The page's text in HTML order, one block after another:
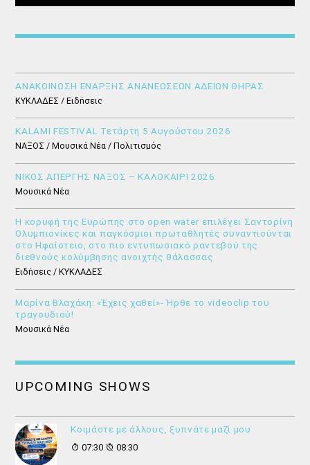
ΑΝΑΚΟΙΝΩΣΗ ΕΝΑΡΞΗΣ ΑΝΑΝΕΩΣΕΩΝ ΑΔΕΙΩΝ ΘΗΡΑΣ
ΚΥΚΛΑΔΕΣ / Ειδήσεις
KALAMI FESTIVAL Τετάρτη 5 Αυγούστου 2026
ΝΑΞΟΣ / Μουσικά Νέα / Πολιτισμός
ΝΙΚΟΣ ΑΠΕΡΓΗΣ ΝΑΞΟΣ – ΚΑΛΟΚΑΙΡΙ 2026
Μουσικά Νέα
Η κορυφή της Ευρώπης στο open water επιλέγει Σαντορίνη
Ολυμπιονίκες και παγκόσμιοι πρωταθλητές συναντιούνται
στο Ηφαίστειο, στο πιο εντυπωσιακό ραντεβού της
διεθνούς κολύμβησης ανοιχτής θάλασσας
Ειδήσεις / ΚΥΚΛΑΔΕΣ
Μαρίνα Βλαχάκη: «Έχεις χαθεί»- Ήρθε το videoclip του
τραγουδιού!
Μουσικά Νέα
UPCOMING SHOWS
Κοιμάστε με άλλους, ξυπνάτε μαζί μου
07:30
08:30